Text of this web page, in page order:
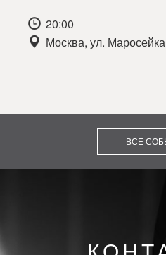
20:00
Москва, ул.
ВСЕ